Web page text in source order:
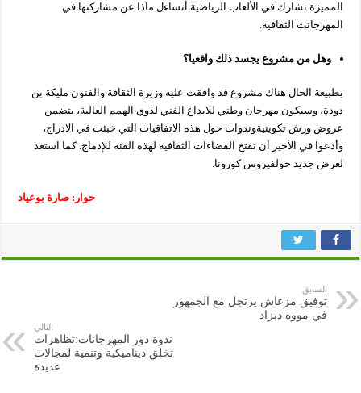
المميزة تشارك في الألعاب الرياضية أتساءل ماذا عن مشاركتها في
المهرجانت الثقافية.
وهل من مشروع يجسدذلك واقعيا؟
بطبيعة الحال هناك مشروع قد وافقت عليه وزيرة الثقافة والفنون مليكة بن
دودة، وسيكون مهرجان وطني للابداع الفني لذوي الهمم العالية، يتضمن
عروض ورش تكوينيةوندوات حول هذه الاتفاقيات التي خبئت في الادراج،
وأدعوا في الأخير أن تفتح الفضاءات الثقافية لهذه الفئة للإدماج. كما استعد
لعرض جديد حولفيروس كورونا.
حوار: صارة بوعياد
السابق
توفيق مزعاش يرتجل مع الجمهور
في مووه ديزاد
التالي
ندوة دور المهرجانات:تظاهرات
تخلق ديناميكية وتنمية لمجالات
عديدة